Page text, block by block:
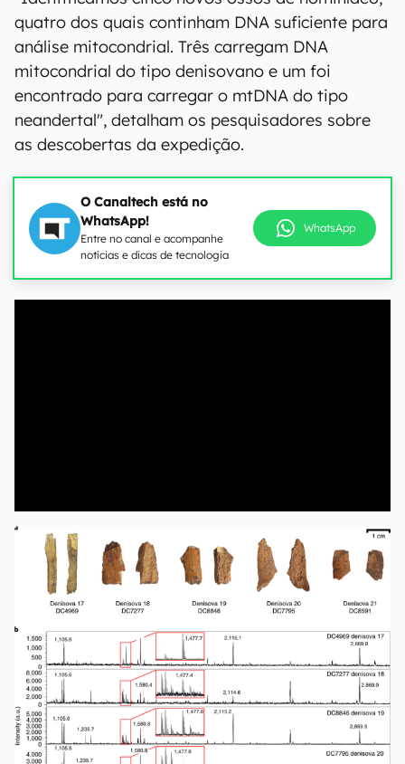
quatro dos quais continham DNA suficiente para
análise mitocondrial. Três carregam DNA
mitocondrial do tipo denisovano e um foi
encontrado para carregar o mtDNA do tipo
neandertal", detalham os pesquisadores sobre
as descobertas da expedição.
O Canaltech está no
WhatsApp!
Entre no canal e acompanhe
notícias e dicas de tecnologia
WhatsApp